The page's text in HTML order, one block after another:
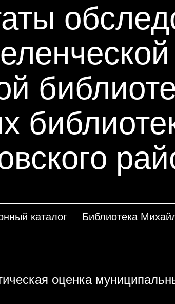
каталог Библиотека
оценка